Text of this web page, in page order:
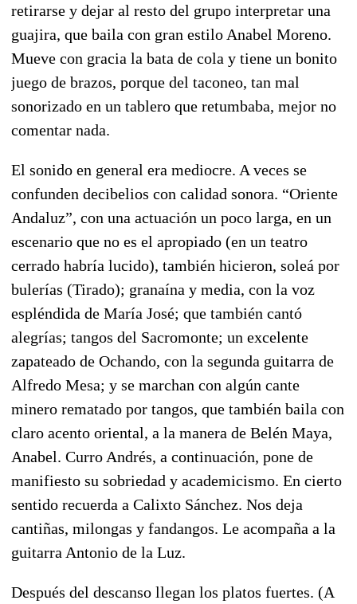
retirarse y dejar al resto del grupo interpretar una
guajira, que baila con gran estilo Anabel Moreno.
Mueve con gracia la bata de cola y tiene un bonito
juego de brazos, porque del taconeo, tan mal
sonorizado en un tablero que retumbaba, mejor no
comentar nada.
El sonido en general era mediocre. A veces se
confunden decibelios con calidad sonora. “Oriente
Andaluz”, con una actuación un poco larga, en un
escenario que no es el apropiado (en un teatro
cerrado habría lucido), también hicieron, soleá por
bulerías (Tirado); granaína y media, con la voz
espléndida de María José; que también cantó
alegrías; tangos del Sacromonte; un excelente
zapateado de Ochando, con la segunda guitarra de
Alfredo Mesa; y se marchan con algún cante
minero rematado por tangos, que también baila con
claro acento oriental, a la manera de Belén Maya,
Anabel. Curro Andrés, a continuación, pone de
manifiesto su sobriedad y academicismo. En cierto
sentido recuerda a Calixto Sánchez. Nos deja
cantiñas, milongas y fandangos. Le acompaña a la
guitarra Antonio de la Luz.
Después del descanso llegan los platos fuertes. (A